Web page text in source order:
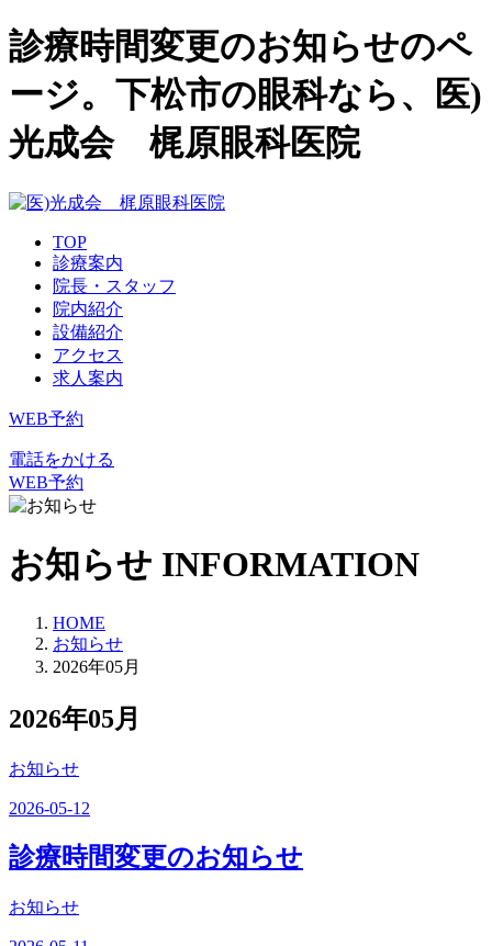
診療時間変更のお知らせのペ
ージ。下松市の眼科なら、医)
光成会 梶原眼科医院
TOP
診療案内
院長・スタッフ
院内紹介
設備紹介
アクセス
求人案内
WEB予約
電話をかける
WEB予約
お知らせ INFORMATION
HOME
お知らせ
2026年05月
2026年05月
お知らせ
2026-05-12
診療時間変更のお知らせ
お知らせ